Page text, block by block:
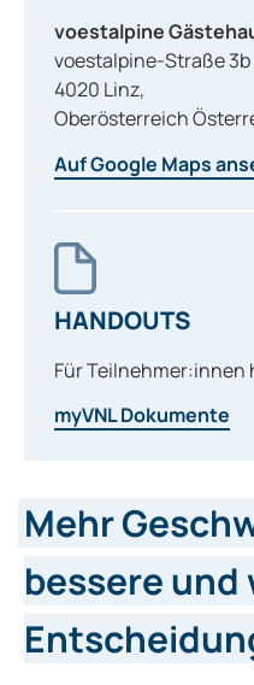
voestalpine
voestalpine-Straße 3b
4020 Linz,
Oberösterreich
Auf Google Maps
HANDOUTS
Für Teilnehmer:innen
myVNL Dokumente
Mehr
bessere